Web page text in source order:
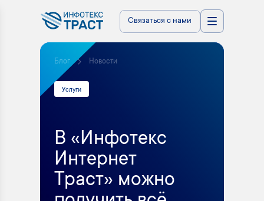
Связаться с нами
Блог Новости
Услуги
В «Инфотекс
Интернет
Траст» можно